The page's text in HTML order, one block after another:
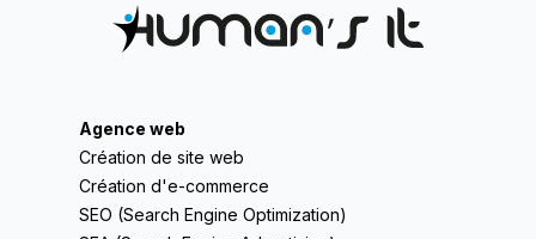
Agence web
Création de site web
Création d'e-commerce
SEO (Search Engine Optimization)